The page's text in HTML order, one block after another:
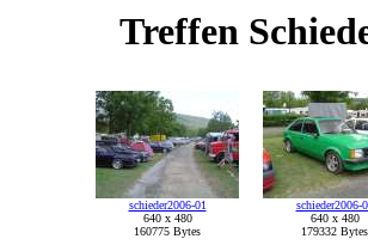
Treffen
schieder2006-01
640 x 480
160775 Bytes
schieder2006-
640 x 480
179332 Bytes